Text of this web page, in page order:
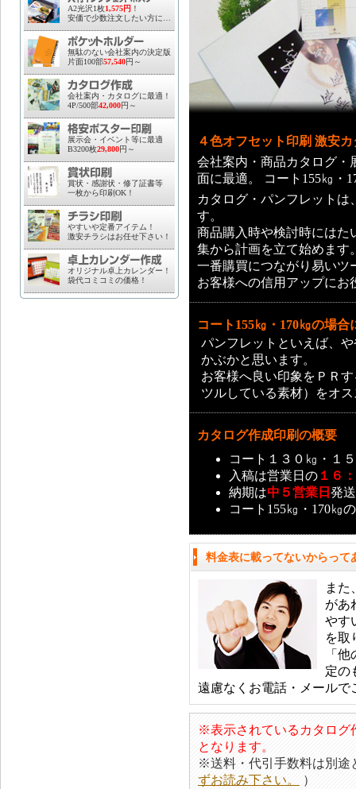
A2光沢1枚1,575円 ！
安価で少数注文したい方に…
無駄のない会社案内の決定版
片面100部57,540円～
会社案内・カタログに最適！
4P/500部42,000円～
展示会・イベント等に最適
B3200枚29,800円～
賞状・感謝状・修了証書等
一枚から印刷OK！
やすいや定番アイテム！
激安チラシはお任せ下さい！
オリジナル卓上カレンダー！
袋代コミコミの価格！
４色オフセット印刷 激安
会社案内・商品カタログ・
面に最適。 コート155㎏・
カタログ・パンフレットは
す。
商品購入時や検討時にはた
集から計画を立て始めます
一番購買につながり易いツ
お客様への信用アップにお
コート155㎏・170㎏の場
パンフレットといえば、
かぶかと思います。
お客様へ良い印象をＰＲ
ツルしている素材）をオ
カタログ作成印刷の概要
コート１３０㎏・１
入稿は営業日の １６
納期は中５営業日 発
コート155㎏・170㎏
料金表に載ってないからって
また
があ
やす
を取
「
定の
遠慮なくお電話・メールで
※表示されているカタログ
となります。
※送料・代引手数料は別途
ずお読み下さい。
）